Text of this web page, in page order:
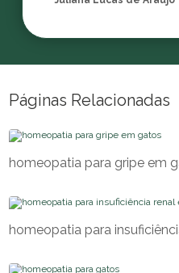
Páginas Relacionadas
homeopatia para gripe em
homeopatia para